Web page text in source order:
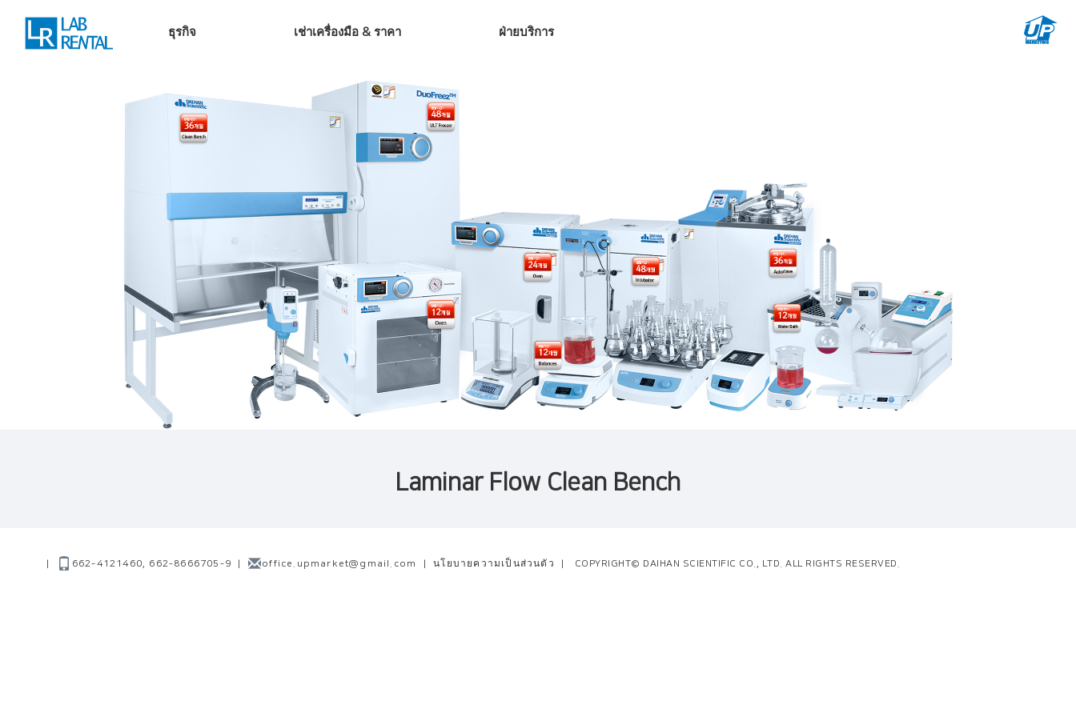
ธุรกิจ เช่าเครื่องมือ & ราคา ฝ่ายบริการ
Laminar Flow Clean Bench
| 662-4121460, 662-8666705-9 | office.upmarket@gmail.com | นโยบายความเป็นส่วนตัว | COPYRIGHT© DAIHAN SCIENTIFIC CO., LTD. ALL RIGHTS RESERVED.